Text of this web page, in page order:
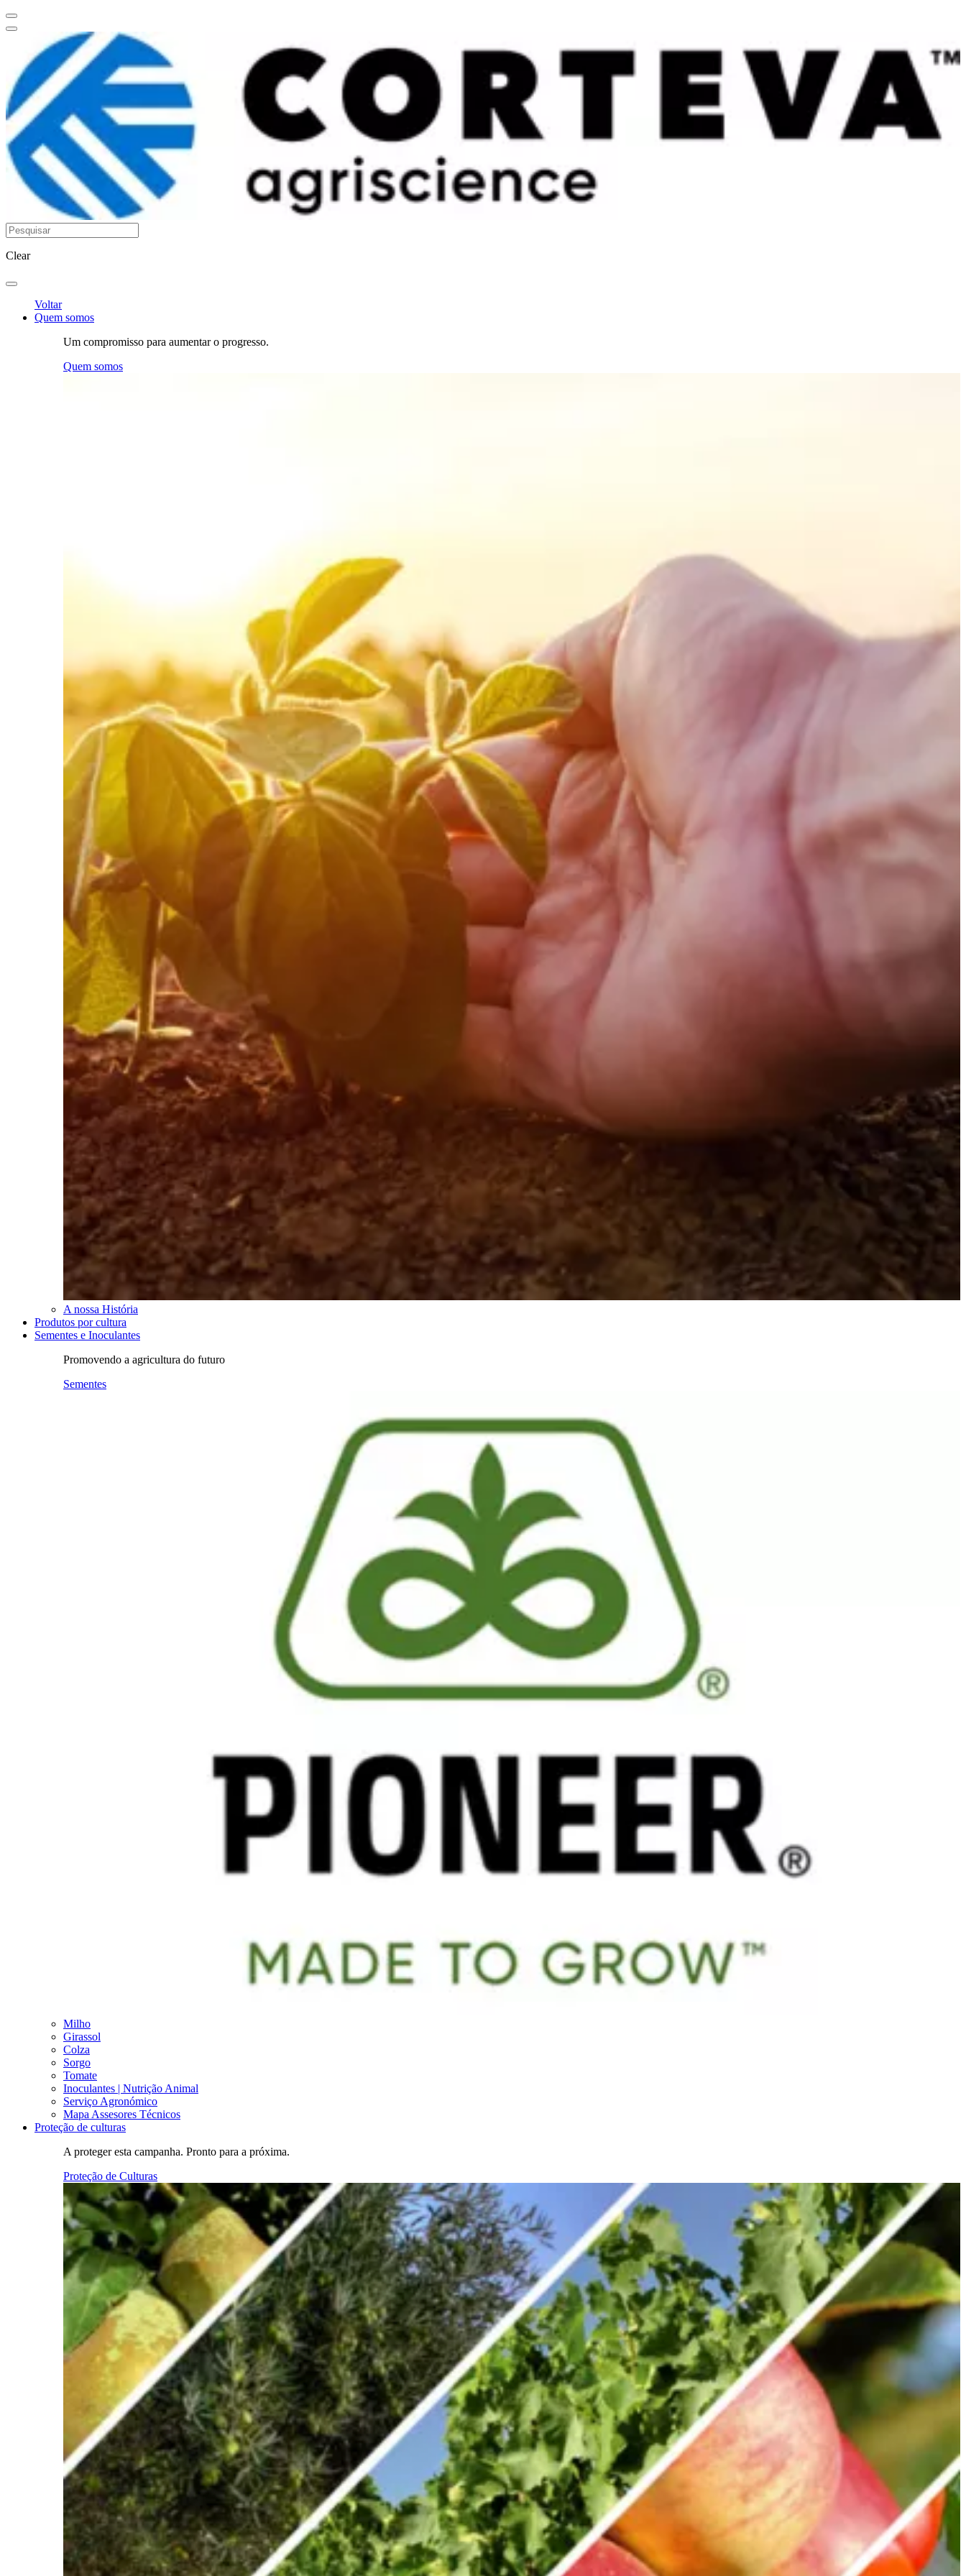
Clear
Voltar
Quem somos
Um compromisso para aumentar o progresso.
Quem somos
A nossa História
Produtos por cultura
Sementes e Inoculantes
Promovendo a agricultura do futuro
Sementes
Milho
Girassol
Colza
Sorgo
Tomate
Inoculantes | Nutrição Animal
Serviço Agronómico
Mapa Assesores Técnicos
Proteção de culturas
A proteger esta campanha. Pronto para a próxima.
Proteção de Culturas